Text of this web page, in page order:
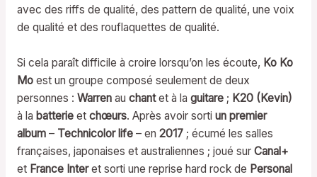
avec des riffs de qualité, des pattern de qualité, une voix
de qualité et des rouflaquettes de qualité.
Si cela paraît difficile à croire lorsqu’on les écoute, Ko Ko
Moest un groupe composé seulement de deux
personnes : Warrenau chantet à la guitare; K20 (Kevin)
à la batterieet chœurs. Après avoir sorti un premier
album–Technicolor life– en 2017; écumé les salles
françaises, japonaises et australiennes ; joué sur Canal+
et France Interet sorti une reprise hard rock de Personal